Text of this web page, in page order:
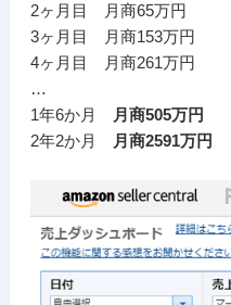
2ヶ月目 月商65万円
3ヶ月目 月商153万円
4ヶ月目 月商261万円
…
1年6か月
月商505万円
2年2か月
月商2591万円